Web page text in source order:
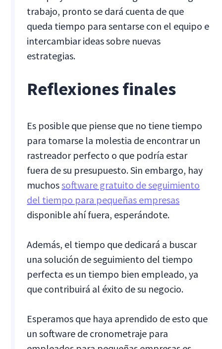
trabajo, pronto se dará cuenta de que
queda tiempo para sentarse con el equipo e
intercambiar ideas sobre nuevas
estrategias.
Reflexiones finales
Es posible que piense que no tiene tiempo
para tomarse la molestia de encontrar un
rastreador perfecto o que podría estar
fuera de su presupuesto. Sin embargo, hay
muchossoftware gratuito de seguimiento
del tiempo para pequeñas empresas
disponible ahí fuera, esperándote.
Además, el tiempo que dedicará a buscar
una solución de seguimiento del tiempo
perfecta es un tiempo bien empleado, ya
que contribuirá al éxito de su negocio.
Esperamos que haya aprendido de esto que
un software de cronometraje para